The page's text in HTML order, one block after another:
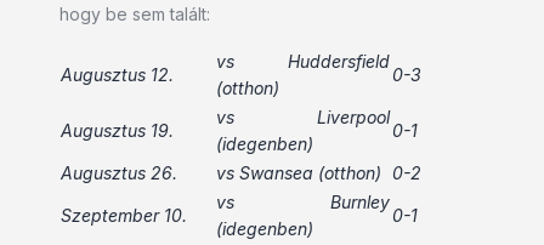
hogy be sem talált:
Augusztus 12.
vs Huddersfield
(otthon)
0-3
Augusztus 19.
vs Liverpool
(idegenben)
0-1
Augusztus 26. vs Swansea (otthon) 0-2
Szeptember 10.
vs Burnley
(idegenben)
0-1